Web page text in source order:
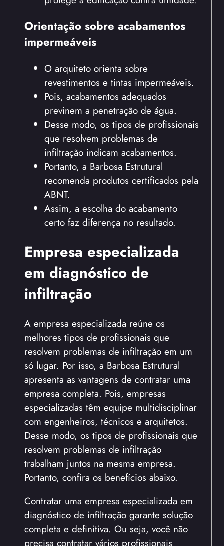
Orientação sobre acabamentos
impermeáveis
O arquiteto orienta sobre
revestimentos e tintas impermeáveis.
Pois, acabamentos adequados
previnem a penetração de água.
Desse modo, os tipos de profissionais
que resolvem problemas de
infiltração indicam acabamentos.
Portanto, a Barbosa Estrutural
recomenda produtos certificados pela
ABNT.
Assim, a escolha do acabamento
certo faz diferença no resultado.
Empresa especializada
em diagnóstico de
infiltração
A empresa especializada reúne os
melhores tipos de profissionais que
resolvem problemas de infiltração em um
só lugar. Por isso, a Barbosa Estrutural
apresenta as vantagens de contratar uma
empresa completa. Pois, empresas
especializadas têm equipe multidisciplinar
com engenheiros, técnicos e arquitetos.
Desse modo, os tipos de profissionais que
resolvem problemas de infiltração
trabalham juntos na mesma empresa.
Portanto, confira os benefícios abaixo.
Contratar uma empresa especializada em
diagnóstico de infiltração garante solução
completa e definitiva. Ou seja, você não
precisa contratar vários profissionais